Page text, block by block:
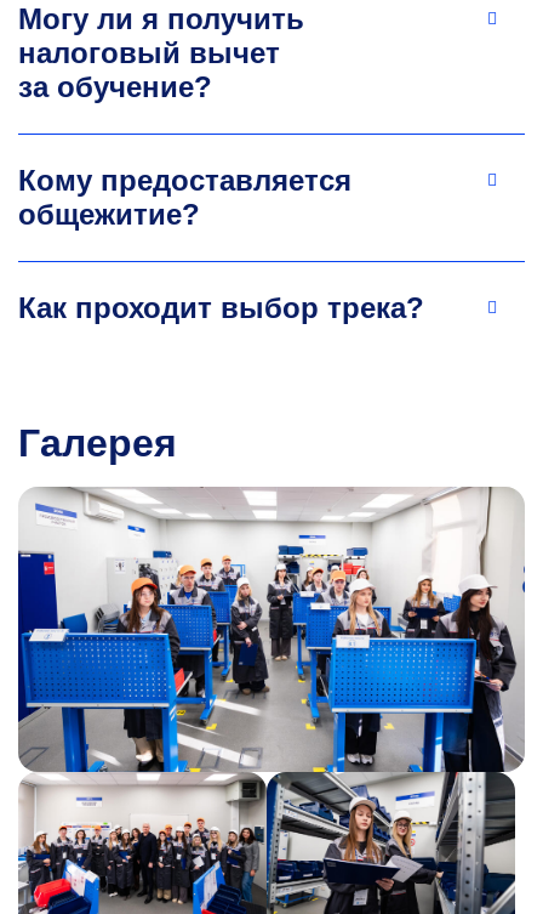
Татьяна Олеговна Толстых
Д.э.н., профессор кафедры промышленного
Член диссертационного совета НИТУ МИСИС,
Главный редактор журнала «Экономика
журналов ВАК. Автор более 300 научных
работ. Научные интересы: инновационные
развитие; «зеленая» экономика; управление
проектами.
tolstyh.to@misis.ru
Инна Анатольевна Стоянова
Д.э.н., профессор кафедры промышленного
менеджмента, директор Центра
стратегического менеджмента и конъюнктуры
сырьевых рынков Горного института
Могу ли я получить
налоговый вычет
за обучение?
Кому предоставляется
общежитие?
Как проходит выбор трека?
Галерея